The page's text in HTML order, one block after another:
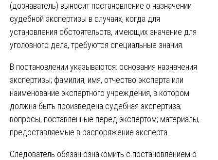
(дознаватель) выносит постановление о назначении
судебной экспертизы в случаях, когда для
установления обстоятельств, имеющих значение для
уголовного дела, требуются специальные знания.
В постановлении указываются: основания назначения
экспертизы; фамилия, имя, отчество эксперта или
наименование экспертного учреждения, в котором
должна быть произведена судебная экспертиза;
вопросы, поставленные перед экспертом; материалы,
предоставляемые в распоряжение эксперта.
Следователь обязан ознакомить с постановлением о